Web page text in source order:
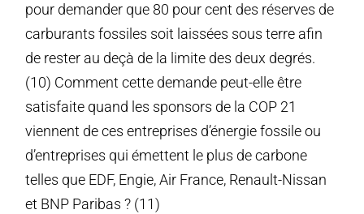
pour demander que 80 pour cent des réserves de
carburants fossiles soit laissées sous terre afin
de rester au deçà de la limite des deux degrés.
(10) Comment cette demande peut-elle être
satisfaite quand les sponsors de la COP 21
viennent de ces entreprises d’énergie fossile ou
d’entreprises qui émettent le plus de carbone
telles que EDF, Engie, Air France, Renault-Nissan
et BNP Paribas ? (11)